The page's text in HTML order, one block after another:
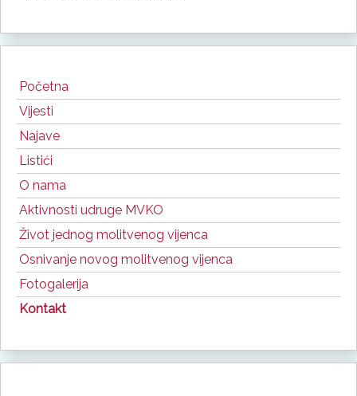
Početna
Vijesti
Najave
Listići
O nama
Aktivnosti udruge MVKO
Život jednog molitvenog vijenca
Osnivanje novog molitvenog vijenca
Fotogalerija
Kontakt